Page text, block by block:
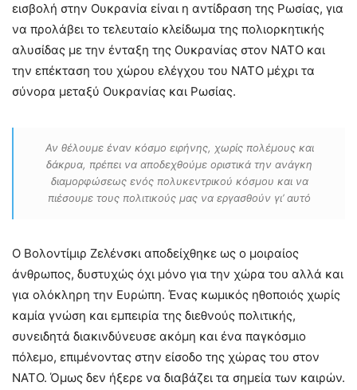
εισβολή στην Ουκρανία είναι η αντίδραση της Ρωσίας, για
να προλάβει το τελευταίο κλείδωμα της πολιορκητικής
αλυσίδας με την ένταξη της Ουκρανίας στον ΝΑΤΟ και
την επέκταση του χώρου ελέγχου του ΝΑΤΟ μέχρι τα
σύνορα μεταξύ Ουκρανίας και Ρωσίας.
Αν θέλουμε έναν κόσμο ειρήνης, χωρίς πολέμους και
δάκρυα, πρέπει να αποδεχθούμε οριστικά την ανάγκη
διαμορφώσεως ενός πολυκεντρικού κόσμου και να
πιέσουμε τους πολιτικούς μας να εργασθούν γι’ αυτό
Ο Βολοντίμιρ Ζελένσκι αποδείχθηκε ως ο μοιραίος
άνθρωπος, δυστυχώς όχι μόνο για την χώρα του αλλά και
για ολόκληρη την Ευρώπη. Ένας κωμικός ηθοποιός χωρίς
καμία γνώση και εμπειρία της διεθνούς πολιτικής,
συνειδητά διακινδύνευσε ακόμη και ένα παγκόσμιο
πόλεμο, επιμένοντας στην είσοδο της χώρας του στον
ΝΑΤΟ. Όμως δεν ήξερε να διαβάζει τα σημεία των καιρών.